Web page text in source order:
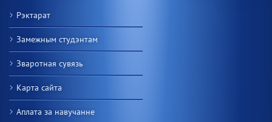
Рэктарат
Замежным студэнтам
Зваротная сувязь
Карта сайта
Аплата за навучанне